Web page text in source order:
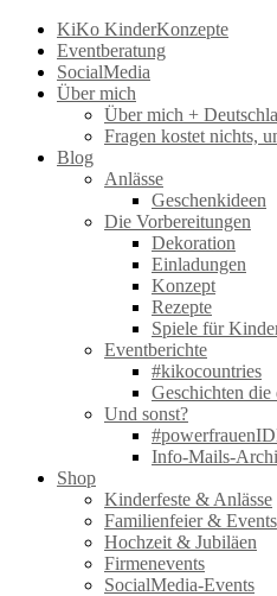
KiKo KinderKonzepte
Eventberatung
SocialMedia
Über mich
Über mich +
Fragen kostet nichts,
Blog
Anlässe
Geschenkideen
Die Vorbereitungen
Dekoration
Einladungen
Konzept
Rezepte
Spiele für
Eventberichte
#kikocountries
Geschichten die
Und sonst?
Info-Mails-
Shop
Kinderfeste & Anlässe
Familienfeier & Events
Hochzeit & Jubiläen
Firmenevents
SocialMedia-Events